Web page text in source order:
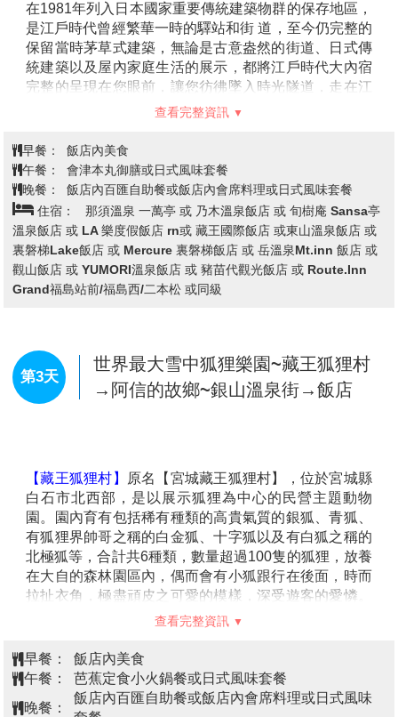
早餐： XXX
午餐：
XXX
晚餐： 機上美食
住宿： 筑波MARROAD飯店 或 二本松飯店 或 宇都宮飯店 或
湯樂城 或 成田MARROAD飯店 或ART成田飯店 或同級
第2天
山中歲月～江戶風情大內宿古街→東
北第一大城鶴城～會津若松城(不上天
守閣)→日本第四大湖～豬苗代湖天鏡
湖→飯店
著江戶時代（1603～1867 年）完整風貌的珍貴村莊，
在1981年列入日本國家重要傳統建築物群的保存地區，
是江戶時代曾經繁華一時的驛站和街 道，至今仍完整的
戶時代裡，體驗純日式風情。
【會津若松城】
最早建於西元1384年，迄今有六百多年
歷史，此城天守閣之造形有如展開兩翼在空中飛舞的白
鶴，姿態優美，因此有『鶴城』之美稱。此城是日本近
代有名的歷史舞台，1868年10月發生的戊辰戰爭中，維
新政府軍來到會津若松城下，與代表舊幕府勢力的會津
藩士展開決戰。一群年僅15、16歲的少年被編成白虎隊
20名隊員全體切腹自盡，留下令人唏噓的故事。
猶如天鏡把磐梯山的英姿映照在湖面上，因而也被稱作
「天鏡湖」，湖水的透明度在世界上也數一數二，倒映
在湖面的是週圍盤梯山的美景，特別是秋季時的楓紅姿
查看完整資訊
早餐： 飯店內美食
午餐： 會津本丸御膳或日式風味套餐
晚餐：
飯店內百匯自助餐或飯店內會席料理或日式風味套餐
住宿： 那須溫泉 一萬亭 或 乃木溫泉飯店 或 旬樹庵 Sansa亭
溫泉飯店 或 LA 樂度假飯店 rn或 藏王國際飯店 或東山溫泉飯店 或
裏磐梯Lake飯店 或 Mercure 裏磐梯飯店 或 岳溫泉Mt.inn 飯店 或
Grand福島站前/福島西/二本松 或同級